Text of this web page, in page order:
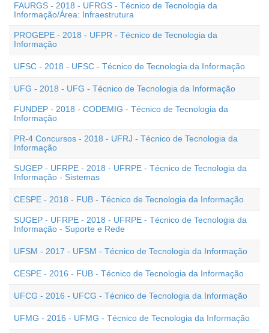
FAURGS - 2018 - UFRGS - Técnico de Tecnologia da
Informação/Área: Infraestrutura
PROGEPE - 2018 - UFPR - Técnico de Tecnologia da
Informação
UFSC - 2018 - UFSC - Técnico de Tecnologia da Informação
UFG - 2018 - UFG - Técnico de Tecnologia da Informação
FUNDEP - 2018 - CODEMIG - Técnico de Tecnologia da
Informação
PR-4 Concursos - 2018 - UFRJ - Técnico de Tecnologia da
Informação
SUGEP - UFRPE - 2018 - UFRPE - Técnico de Tecnologia da
Informação - Sistemas
CESPE - 2018 - FUB - Técnico de Tecnologia da Informação
SUGEP - UFRPE - 2018 - UFRPE - Técnico de Tecnologia da
Informação - Suporte e Rede
UFSM - 2017 - UFSM - Técnico de Tecnologia da Informação
CESPE - 2016 - FUB - Técnico de Tecnologia da Informação
UFCG - 2016 - UFCG - Técnico de Tecnologia da Informação
UFMG - 2016 - UFMG - Técnico de Tecnologia da Informação